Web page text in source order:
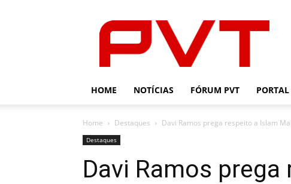
HOME NOTÍCIAS FÓRUM PVT
Home Destaques Davi Ramos prega respeito a Islam
Destaques
Davi Ramos